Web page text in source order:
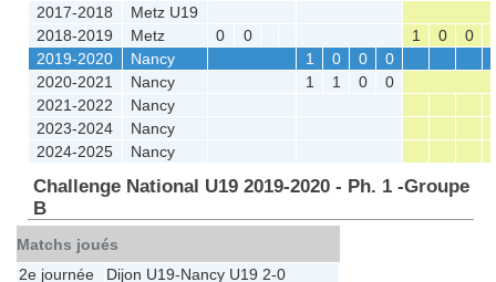
2017-2018
Metz U19
2018-2019
Metz 0 0 1 0 0
2019-2020
Nancy 1 0 0
0
2020-2021
Nancy 1 1 0
0
2021-2022
Nancy
2023-2024
Nancy
2024-2025
Nancy
Challenge National U19 2019-2020 - Ph. 1 -Groupe
B
Matchs joués
2e journée
Dijon U19-Nancy U19 2-0